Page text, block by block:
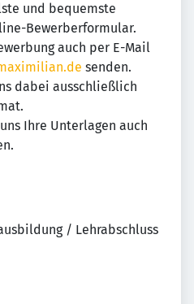
und bequemste
Bewerberformular.
auch per E-Mail
senden.
dabei ausschließlich
Ihre Unterlagen auch
/ Lehrabschluss